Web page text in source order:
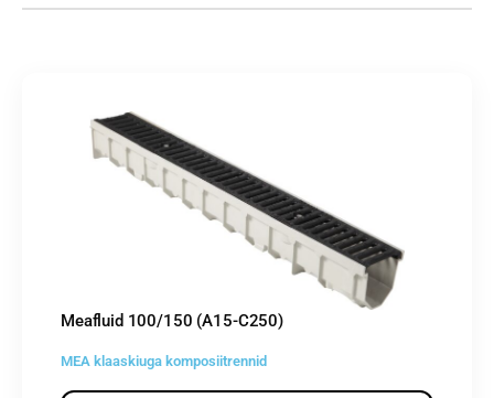
Meafluid 100/150 (A15-C250)
MEA klaaskiuga komposiitrennid